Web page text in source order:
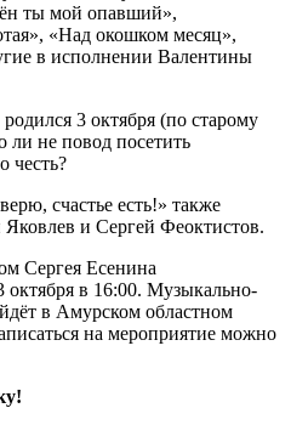
ты мой опавший»,
«Над окошком месяц»,
в исполнении Валентины
3 октября (по старому
ли не повод посетить
честь?
счастье есть!» также
и Сергей Феоктистов.
Сергея Есенина
октября в 16:00. Музыкально-
в Амурском областном
на мероприятие можно